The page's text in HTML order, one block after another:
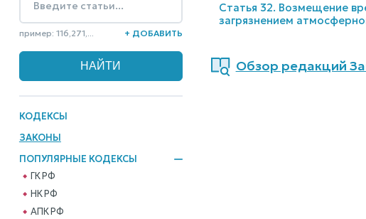
пример: 116,271,... + ДОБАВИТЬ
КОДЕКСЫ
ЗАКОНЫ
ПОПУЛЯРНЫЕ КОДЕКСЫ
ГК РФ
НК РФ
АПК РФ
Статья 32. Возмещение
загрязнением
Обзор редакций